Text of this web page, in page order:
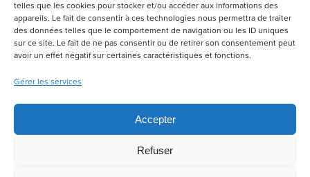
telles que les cookies pour stocker et/ou accéder aux informations des
appareils. Le fait de consentir à ces technologies nous permettra de traiter
des données telles que le comportement de navigation ou les ID uniques
sur ce site. Le fait de ne pas consentir ou de retirer son consentement peut
avoir un effet négatif sur certaines caractéristiques et fonctions.
Gérer les services
Accepter
Refuser
Découvrez nos offres d’emploi ou envoyez votre candidature
spontanée
Postuler